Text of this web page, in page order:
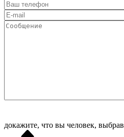
докажите, что вы человек, выбрав